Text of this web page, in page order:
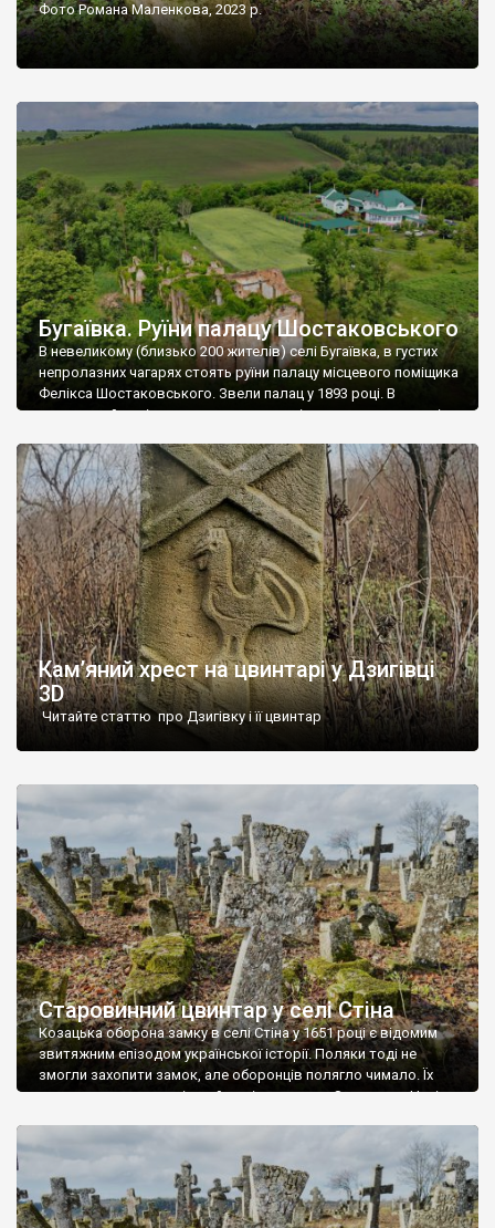
Фото Романа Маленкова, 2023 р.
Бугаївка. Руїни палацу Шостаковського
В невеликому (близько 200 жителів) селі Бугаївка, в густих
непролазних чагарях стоять руїни палацу місцевого поміщика
Фелікса Шостаковського. Звели палац у 1893 році. В
радянський період у ньому спочатку містилася школа, потім
століття тут розмістили туберкульозну лікарню. Коли із
палацу виїхала лікарня – ми точно не […]
Кам’яний хрест на цвинтарі у Дзигівці
3D
Читайте статтю про Дзигівку і її цвинтар
Старовинний цвинтар у селі Стіна
Козацька оборона замку в селі Стіна у 1651 році є відомим
звитяжним епізодом української історії. Поляки тоді не
змогли захопити замок, але оборонців полягло чимало. Їх
поховали на цвинтарі, який тоді називався Замковим. Нині на
ньому чимало хрестів 19 століття, є такі, де епітафії стер […]